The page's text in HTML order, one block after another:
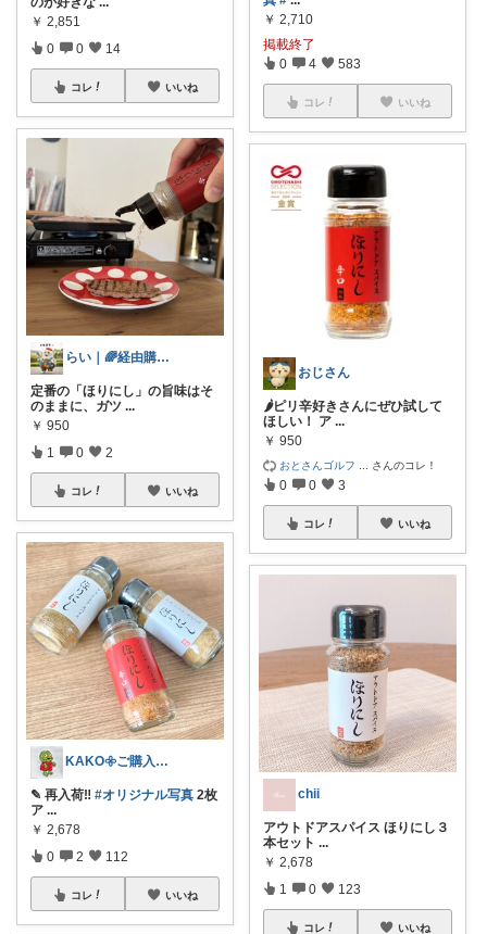
￥ 2,851
0 0 14
コレ いいね
らい｜🌈経由購入に感謝！🌈
定番の「ほりにし」の旨味はそ
のままに、ガツ ...
￥ 950
1 0 2
コレ いいね
KAKO𖧷ご購入感謝𓅼
✎ 再入荷‼️ #オリジナル写真 2枚
ア ...
￥ 2,678
0 2 112
コレ いいね
￥ 2,710
掲載終了
0 4 583
コレ いいね
おじさん
🌶️ピリ辛好きさんにぜひ試して
ほしい！ ア ...
￥ 950
おとさんゴルフ さんのコレ！
0 0 3
コレ いいね
chii ‪
アウトドアスパイス ほりにし３
本セット ...
￥ 2,678
1 0 123
コレ いいね